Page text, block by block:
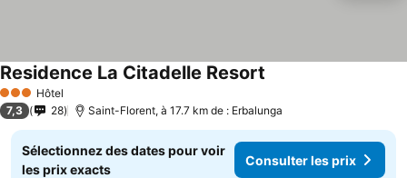
3 ÉtoilesHôtel
Residence La Citadelle Resort
7,3 28 Saint-Florent, à 17.7 km de : Erbalunga
Sélectionnez des dates pour voir
les prix exacts
Consulter les prix